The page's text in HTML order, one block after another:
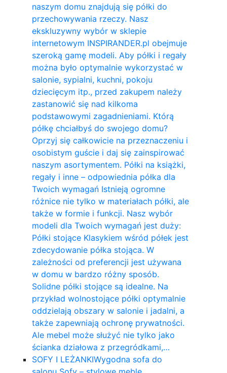
naszym domu znajdują się półki do
przechowywania rzeczy. Nasz
ekskluzywny wybór w sklepie
internetowym INSPIRANDER.pl obejmuje
szeroką gamę modeli. Aby półki i regały
można było optymalnie wykorzystać w
salonie, sypialni, kuchni, pokoju
dziecięcym itp., przed zakupem należy
zastanowić się nad kilkoma
podstawowymi zagadnieniami. Którą
półkę chciałbyś do swojego domu?
Oprzyj się całkowicie na przeznaczeniu i
osobistym guście i daj się zainspirować
naszym asortymentem. Półki na książki,
regały i inne – odpowiednia półka dla
Twoich wymagań Istnieją ogromne
różnice nie tylko w materiałach półki, ale
także w formie i funkcji. Nasz wybór
modeli dla Twoich wymagań jest duży:
Półki stojące Klasykiem wśród półek jest
zdecydowanie półka stojąca. W
zależności od preferencji jest używana
w domu w bardzo różny sposób.
Solidne półki stojące są idealne. Na
przykład wolnostojące półki optymalnie
oddzielają obszary w salonie i jadalni, a
także zapewniają ochronę prywatności.
Ale mebel może służyć nie tylko jako
ścianka działowa z przegródkami,…
SOFY I LEŻANKIWygodna sofa do